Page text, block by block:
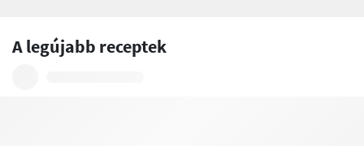
A legújabb receptek